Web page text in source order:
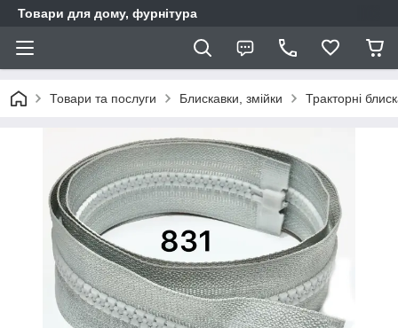
Товари для дому, фурнітура
Товари та послуги Блискавки, змійки Тракторні